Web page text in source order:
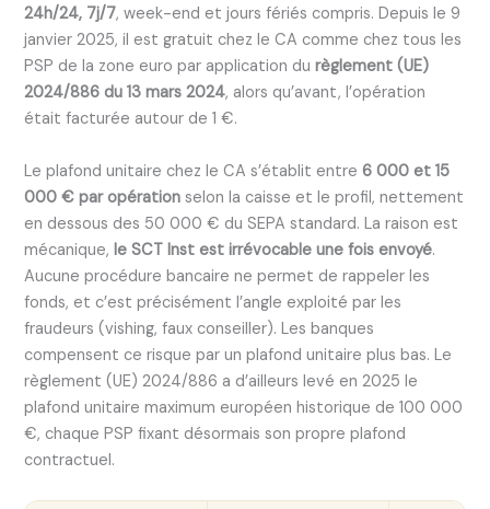
24h/24, 7j/7, week-end et jours fériés compris. Depuis le 9
janvier 2025, il est gratuit chez le CA comme chez tous les
PSP de la zone euro par application durèglement (UE)
2024/886 du 13 mars 2024, alors qu’avant, l’opération
était facturée autour de 1 €.
Le plafond unitaire chez le CA s’établit entre6 000 et 15
000 € par opération selon la caisse et le profil, nettement
en dessous des 50 000 € du SEPA standard. La raison est
mécanique,le SCT Inst est irrévocable une fois envoyé.
Aucune procédure bancaire ne permet de rappeler les
fonds, et c’est précisément l’angle exploité par les
fraudeurs (vishing, faux conseiller). Les banques
compensent ce risque par un plafond unitaire plus bas. Le
règlement (UE) 2024/886 a d’ailleurs levé en 2025 le
plafond unitaire maximum européen historique de 100 000
€, chaque PSP fixant désormais son propre plafond
contractuel.